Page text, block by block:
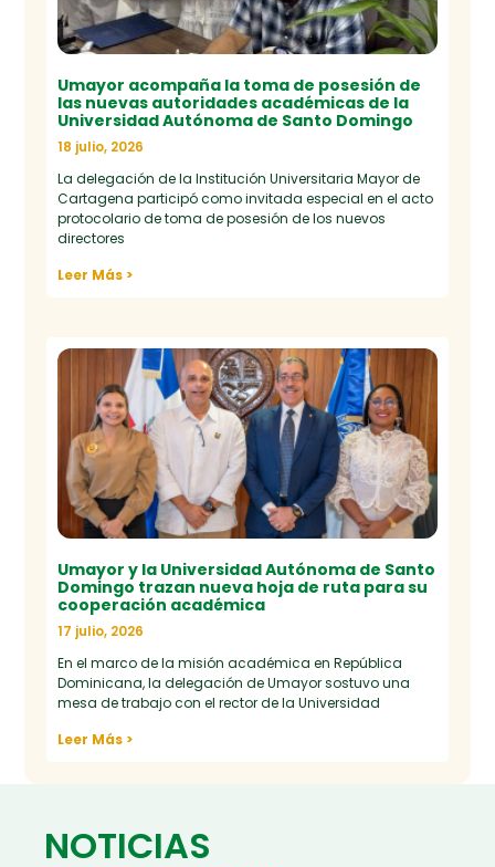
Umayor acompaña la toma de posesión de
las nuevas autoridades académicas de la
Universidad Autónoma de Santo Domingo
18 julio, 2026
La delegación de la Institución Universitaria Mayor de
Cartagena participó como invitada especial en el acto
protocolario de toma de posesión de los nuevos
directores
Leer Más >
Umayor y la Universidad Autónoma de Santo
Domingo trazan nueva hoja de ruta para su
cooperación académica
17 julio, 2026
En el marco de la misión académica en República
Dominicana, la delegación de Umayor sostuvo una
mesa de trabajo con el rector de la Universidad
Leer Más >
NOTICIAS